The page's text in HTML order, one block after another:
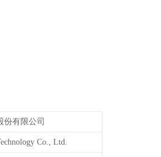
份有限公司
Co., Ltd.